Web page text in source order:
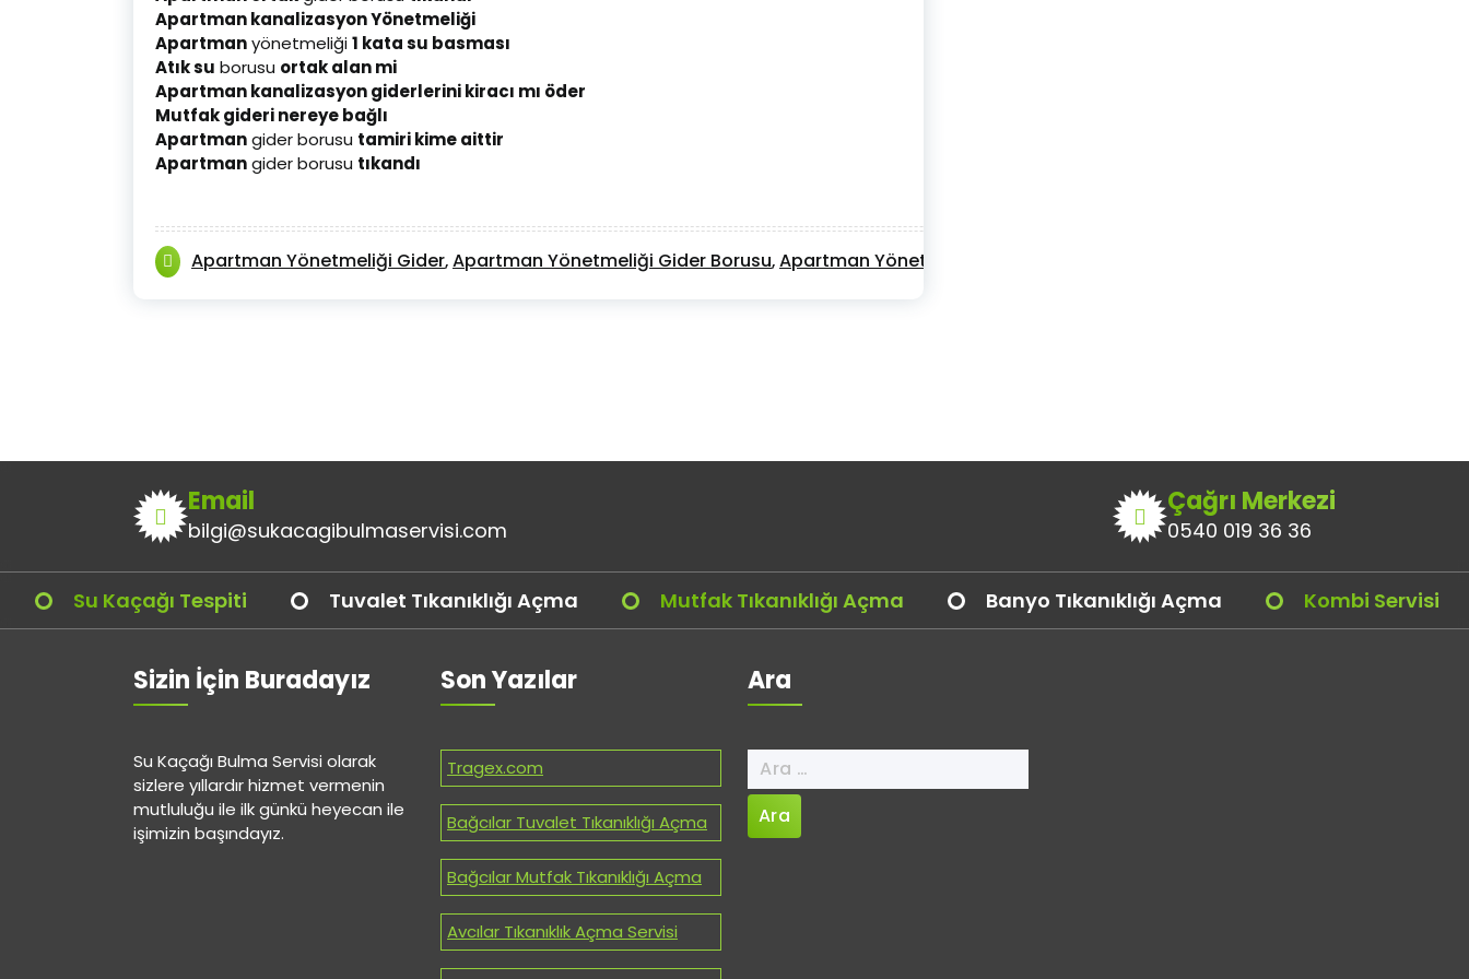
Apartman kanalizasyon Yönetmeliği
Apartmanyönetmeliği1 kata su basması
Atık su borusu ortak alan mi
Apartman kanalizasyon giderlerini kiracı mı öder
Mutfak gideri nereye bağlı
Apartmangider borusu tamiri kime aittir
Apartmangider borusu tıkandı
Apartman Yönetmeliği Gider,Apartman Yönetmeliği Gider Borusu,Apartman Yönetmeliği Gider Borusu Km Açar
Email
bilgi@sukacagibulmaservisi.com
Çağrı Merkezi
0540 019 36 36
Su Kaçağı Tespiti Tuvalet Tıkanıklığı Açma Mutfak Tıkanıklığı Açma Banyo Tıkanıklığı Açma Kombi Servisi
Sizin İçin Buradayız
Su Kaçağı Bulma Servisi olarak
sizlere yıllardır hizmet vermenin
mutluluğu ile ilk günkü heyecan ile
işimizin başındayız.
Son Yazılar
Tragex.com
Bağcılar Tuvalet Tıkanıklığı Açma
Bağcılar Mutfak Tıkanıklığı Açma
Avcılar Tıkanıklık Açma Servisi
Ara
Arama: